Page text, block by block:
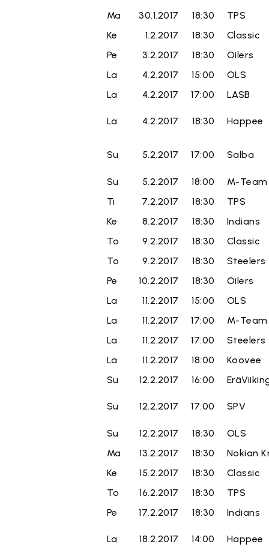
Ma
30.1.2017 18:30
TPS
Ke
1.2.2017 18:30
Classic
Pe
3.2.2017 18:30
Oilers
La
4.2.2017 15:00
OLS
La
4.2.2017 17:00 LASB
La 4.2.2017 18:30 Happee
Su 5.2.2017 17:00 Salba
Su 5.2.2017 18:00
M-Team
Ti
7.2.2017 18:30
TPS
Ke
8.2.2017 18:30
Indians
To
9.2.2017 18:30
Classic
To
9.2.2017 18:30
Steelers
Pe
10.2.2017 18:30
Oilers
La
11.2.2017 15:00
OLS
La
11.2.2017 17:00
M-Team
La
11.2.2017 17:00
Steelers
La
11.2.2017 18:00
Koovee
Su
12.2.2017 16:00
Su 12.2.2017 17:00 SPV
Su 12.2.2017 18:30
OLS
Ma
13.2.2017 18:30
Nokian
Ke
15.2.2017 18:30
Classic
To
16.2.2017 18:30
TPS
Pe
17.2.2017 18:30 Indians
La 18.2.2017 14:00 Happee